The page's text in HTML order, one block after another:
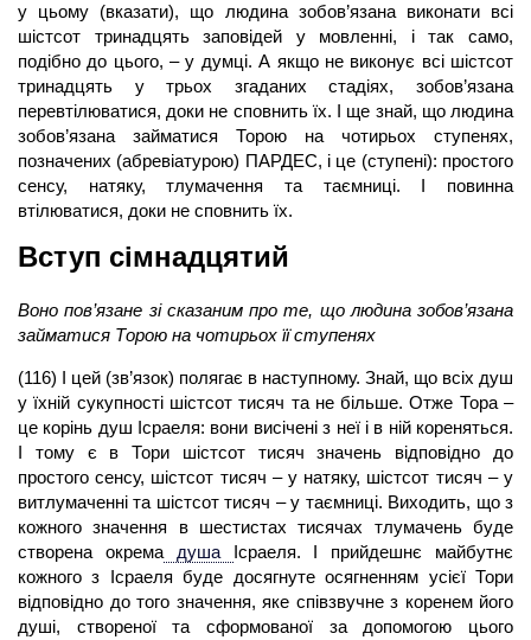
у цьому (вказати), що людина зобов’язана виконати всі
шістсот тринадцять заповідей у мовленні, і так само,
подібно до цього, – у думці. А якщо не виконує всі шістсот
тринадцять у трьох згаданих стадіях, зобов’язана
перевтілюватися, доки не сповнить їх. І ще знай, що людина
зобов’язана займатися Торою на чотирьох ступенях,
позначених (абревіатурою) ПАРДЕС, і це (ступені): простого
сенсу, натяку, тлумачення та таємниці. І повинна
втілюватися, доки не сповнить їх.
Вступ сімнадцятий
Воно пов’язане зі сказаним про те, що людина зобов’язана
займатися Торою на чотирьох її ступенях
(116) І цей (зв’язок) полягає в наступному. Знай, що всіх душ
у їхній сукупності шістсот тисяч та не більше. Отже Тора –
це корінь душ Ісраеля: вони висічені з неї і в ній кореняться.
І тому є в Тори шістсот тисяч значень відповідно до
простого сенсу, шістсот тисяч – у натяку, шістсот тисяч – у
витлумаченні та шістсот тисяч – у таємниці. Виходить, що з
кожного значення в шестистах тисячах тлумачень буде
створена окремадуша Ісраеля. І прийдешнє майбутнє
кожного з Ісраеля буде досягнуте осягненням усієї Тори
відповідно до того значення, яке співзвучне з коренем його
душі, створеної та сформованої за допомогою цього